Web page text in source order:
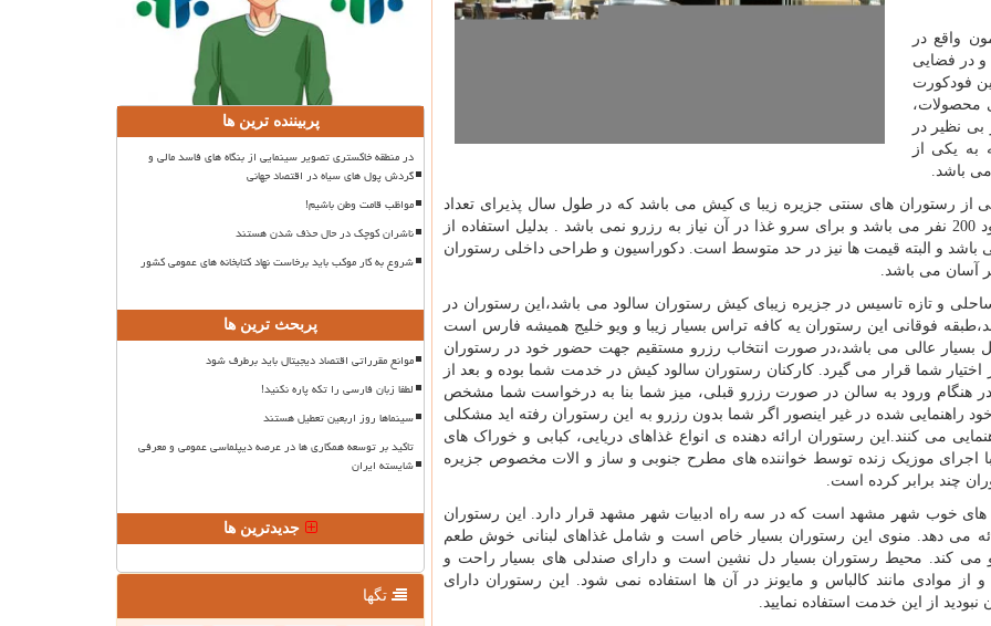
واقع در
غرفه گوناگون و در فضایی
ترین فودکورت
محصولات،
نظیر در
به یکی از
باشد.
از رستوران های سنتی جزیره زیبا ی کیش می باشد که در طول سال پذیرای تعداد
زیادی از گردشگران تور کیش می باشد . ظرفیت آن حدود 200 نفر می باشد و برای سرو غذا در آن نیاز به رزرو نمی باشد . بدلیل استفاده از
می باشد و البته قیمت ها نیز در حد متوسط است. دکوراسیون و طراحی داخلی رستوران
آسان می باشد.
و تازه تاسیس در جزیره زیبای کیش رستوران سالود می باشد،این رستوران در
فوقانی این رستوران یه کافه تراس بسیار زیبا و ویو خلیج همیشه فارس است
عالی می باشد،در صورت انتخاب رزرو مستقیم جهت حضور خود در رستوران
شما قرار می گیرد. کارکنان رستوران سالود کیش در خدمت شما بوده و بعد از
هنگام ورود به سالن در صورت رزرو قبلی، میز شما بنا به درخواست شما مشخص
راهنمایی شده در غیر اینصور اگر شما بدون رزرو به این رستوران رفته اید مشکلی
می کنند.این رستوران ارائه دهنده ی انواع غذاهای دریایی، کبابی و خوراک های
اجرای موزیک زنده توسط خواننده های مطرح جنوبی و ساز و الات مخصوص جزیره
های خوب شهر مشهد است که در سه راه ادبیات شهر مشهد قرار دارد. این رستوران
می دهد. منوی این رستوران بسیار خاص است و شامل غذاهای لبنانی خوش طعم
می کند. محیط رستوران بسیار دل نشین است و دارای صندلی های بسیار راحت و
موادی مانند کالباس و مایونز در آن ها استفاده نمی شود. این رستوران دارای
از این خدمت استفاده نمایید.
پربیننده ترین ها
در منطقه خاکستری تصویر سینمایی از بنگاه های فاسد مالی و
گردش پول های سیاه در اقتصاد جهانی
مواظب قامت وطن باشیم!
ناشران کوچک در حال حذف شدن هستند
شروع به کار موکب باید برخاست نهاد کتابخانه های عمومی کشور
پربحث ترین ها
موانع مقرراتی اقتصاد دیجیتال باید برطرف شود
لطفا زبان فارسی را تکه پاره نکنید!
سینماها روز اربعین تعطیل هستند
تاکید بر توسعه همکاری ها در عرصه دیپلماسی عمومی و معرفی
شایسته ایران
جدیدترین ها
تگها